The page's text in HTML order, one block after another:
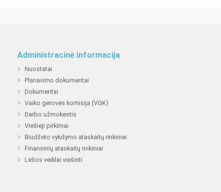
Administracinė informacija
Nuostatai
Planavimo dokumentai
Dokumentai
Vaiko gerovės komisija (VGK)
Darbo užmokestis
Viešieji pirkimai
Biudžeto vykdymo ataskaitų rinkiniai
Finansinių ataskaitų rinkiniai
Lėšos veiklai viešinti